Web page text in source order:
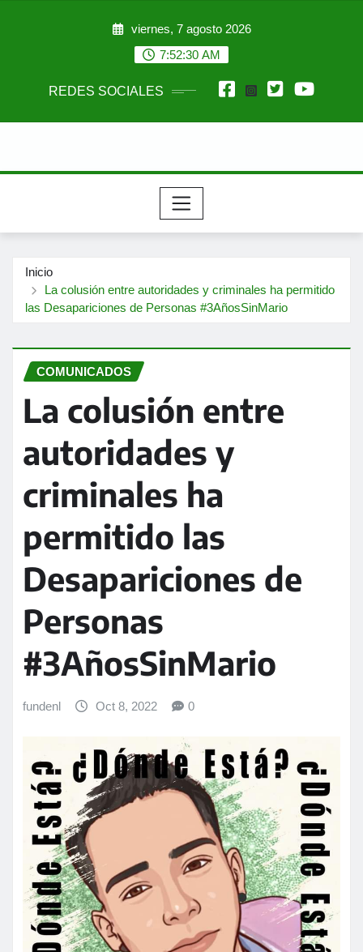
viernes, 7 agosto 2026
7:52:31 AM
REDES SOCIALES
Inicio
La colusión entre autoridades y criminales ha permitido
las Desapariciones de Personas #3AñosSinMario
COMUNICADOS
La colusión entre
autoridades y
criminales ha
permitido las
Desapariciones de
Personas
#3AñosSinMario
fundenl Oct 8, 2022 0